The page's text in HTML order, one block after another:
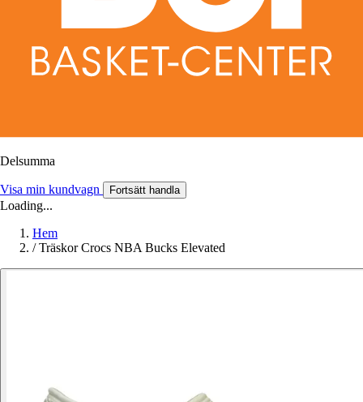
Delsumma
Visa min kundvagn Fortsätt handla
Loading...
Hem
/ Träskor Crocs NBA Bucks Elevated